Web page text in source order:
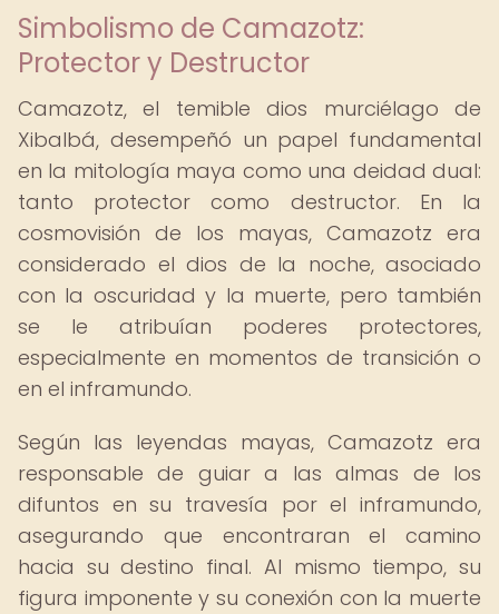
Simbolismo de Camazotz:
Protector y Destructor
Camazotz, el temible dios murciélago de
Xibalbá, desempeñó un papel fundamental
en la mitología maya como una deidad dual:
tanto protector como destructor. En la
cosmovisión de los mayas, Camazotz era
considerado el dios de la noche, asociado
con la oscuridad y la muerte, pero también
se le atribuían poderes protectores,
especialmente en momentos de transición o
en el inframundo.
Según las leyendas mayas, Camazotz era
responsable de guiar a las almas de los
difuntos en su travesía por el inframundo,
asegurando que encontraran el camino
hacia su destino final. Al mismo tiempo, su
figura imponente y su conexión con la muerte